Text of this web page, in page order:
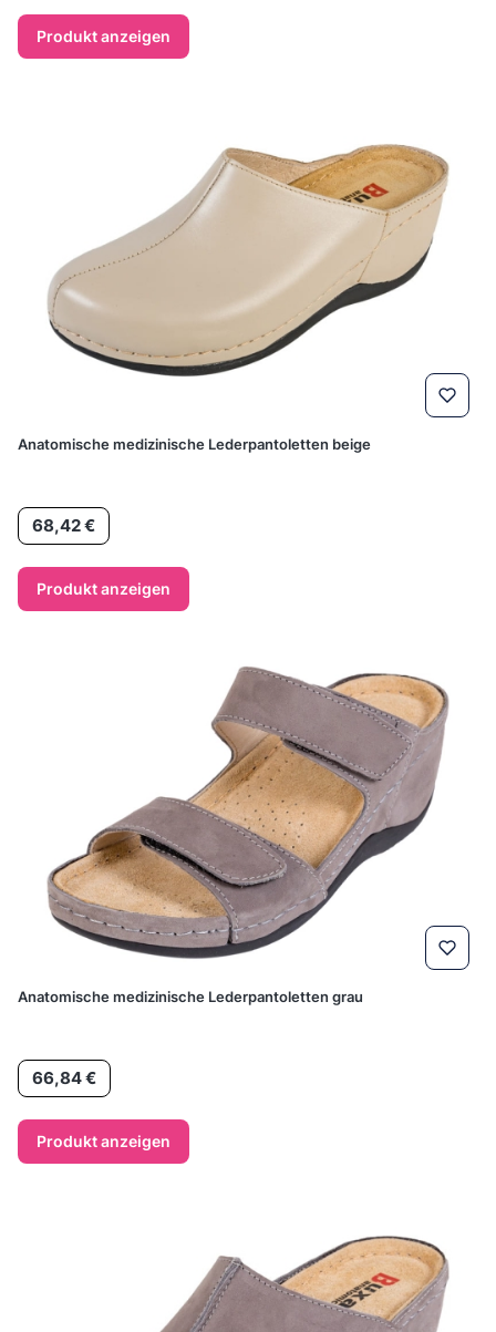
Produkt anzeigen
Anatomische medizinische Lederpantoletten beige
Preis
68,42 €
Produkt anzeigen
Anatomische medizinische Lederpantoletten grau
Preis
66,84 €
Produkt anzeigen